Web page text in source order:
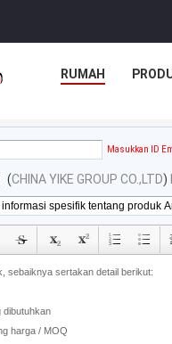
RUMAH
Masukkan ID
(CHINA YIKE GROUP CO.,LTD)